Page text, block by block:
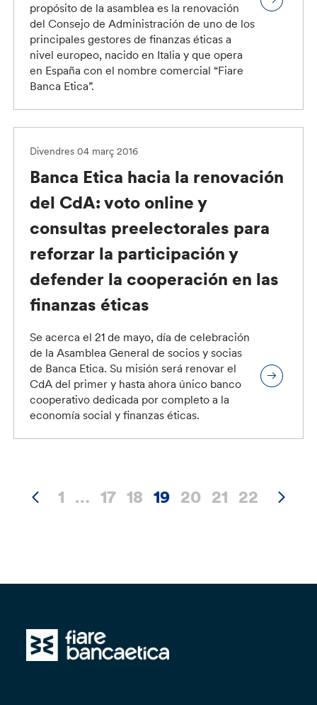
propósito de la asamblea es la renovación
del Consejo de Administración de uno de los
principales gestores de finanzas éticas a
nivel europeo, nacido en Italia y que opera
en España con el nombre comercial “Fiare
Banca Etica”.
Divendres 04 març 2016
Banca Etica hacia la renovación
del CdA: voto online y
consultas preelectorales para
reforzar la participación y
defender la cooperación en las
finanzas éticas
Se acerca el 21 de mayo, día de celebración
de la Asamblea General de socios y socias
de Banca Etica. Su misión será renovar el
CdA del primer y hasta ahora único banco
cooperativo dedicada por completo a la
economía social y finanzas éticas.
1 … 17 18 19 20 21 22